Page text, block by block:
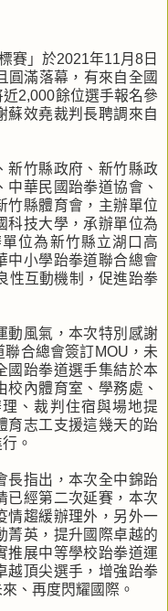
賽」於2021年11月8日
圓滿落幕，有來自全國
2,000餘位選手報名參
蘇效堯裁判長聘調來自
新竹縣政府、新竹縣政
華民國跆拳道協會、
竹縣體育會，主辦單位
科技大學，承辦單位為
位為新竹縣立湖口高
中小學跆拳道聯合總會
性互動機制，促進跆拳
動風氣，本次特別感謝
合總會簽訂MOU，未
國跆拳道選手集結於本
內體育室、學務處、
、裁判住宿與場地提
育志工支援這幾天的跆
。
長指出，本次全中錦跆
已經第二次延賽，本次
情趨緩辦理外，另外一
菁英，提升國際卓越的
推展中等學校跆拳道運
越頂尖選手，增強跆拳
、再度閃耀國際。